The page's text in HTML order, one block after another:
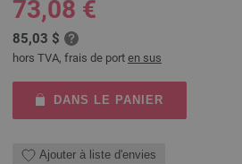
73,08 €
85,03 $
hors TVA, frais de port en sus
DANS LE PANIER
Ajouter à liste d'envies